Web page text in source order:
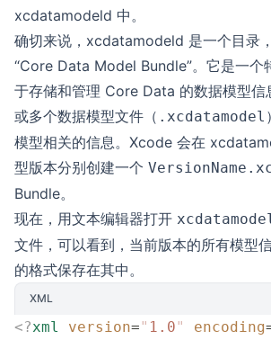
xcdatamodeld 中。
确切来说，xcdatamodeld 是一个目录
“Core Data Model Bundle”。它是一个
于存储和管理 Core Data 的数据模型信
或多个数据模型文件（ .xcdatamodel
模型相关的信息。Xcode 会在
型版本分别创建一个
Bundle。
现在，用文本编辑器打开 xcdatamodel
文件，可以看到，当前版本的所有模型
的格式保存在其中。
XML
<?xml version=" 1.0" encoding